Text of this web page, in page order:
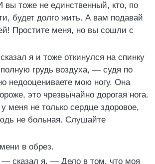
вы тоже не единственный, кто, по
будет долго жить. А вам подавай
Простите меня, но вы сошли с
я и тоже откинулся на спинку
грудь воздуха, — судя по
недооцениваете мою ногу. Она
это чрезвычайно дорогая нога.
меня не только сердце здоровое,
не больная. Слушайте
в обрез.
сказал я. — Дело в том, что моя